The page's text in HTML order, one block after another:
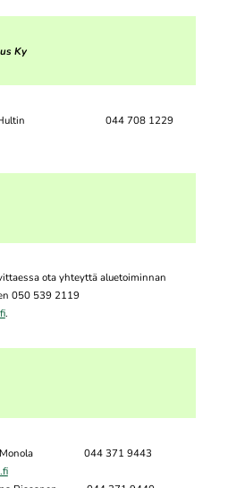
Ky
Hultin 044 708 1229
ota yhteyttä aluetoiminnan
050 539 2119
.
Monola 044 371 9443